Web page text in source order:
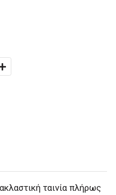
ταινία πλήρως